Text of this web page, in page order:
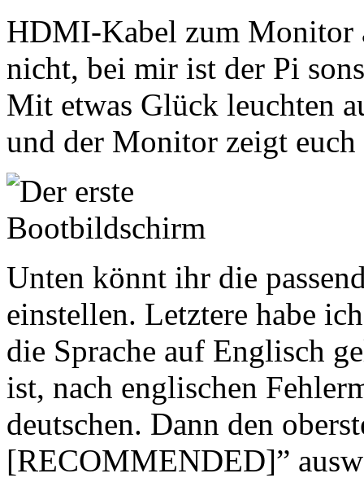
HDMI-Kabel zum Monitor
nicht, bei mir ist der Pi
Mit etwas Glück leuchten
und der Monitor zeigt
Unten könnt ihr die
einstellen. Letztere habe
die Sprache auf Englisch
ist, nach englischen
deutschen. Dann den
[RECOMMENDED]”